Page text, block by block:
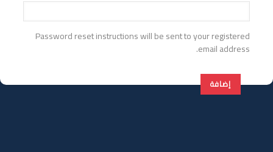
Password reset instructions will be sent to your registered
email address.